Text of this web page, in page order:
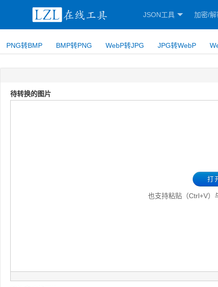
JSON工具 加密/解
PNG转BMP BMP转PNG WebP转JPG JPG转WebP
待转换的图片
打
也支持粘贴（Ctrl+V）